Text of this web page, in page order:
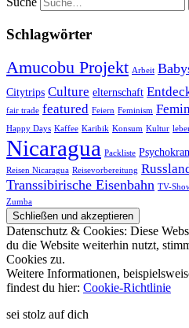
Schlagwörter
Amucobu Projekt Arbeit
Citytrips Culture elternschaft
fair trade featured Feiern Feminism
Happy Days Kaffee Karibik Konsum Kultur
Nicaragua Packliste
Reisen Nicaragua Reisevorbereitung
Transsibirische Eisenbahn TV-
Zumba
Datenschutz & Cookies: Diese
du die Website weiterhin nutzt,
Cookies zu.
Weitere Informationen,
findest du hier: Cookie-Richtlinie
sei stolz auf dich